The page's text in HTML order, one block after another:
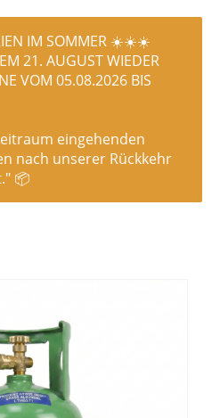
IM SOMMER ☀️☀️☀️
21. AUGUST WIEDER
VOM 05.08.2026 BIS
eingehenden
nach unserer Rückkehr
📦